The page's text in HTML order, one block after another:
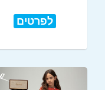
לפרטים